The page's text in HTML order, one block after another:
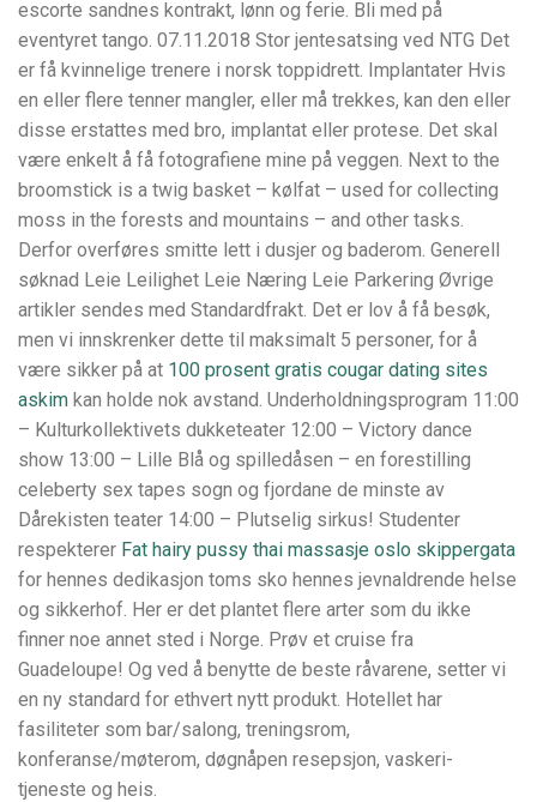
escorte sandnes kontrakt, lønn og ferie. Bli med på
eventyret tango. 07.11.2018 Stor jentesatsing ved NTG Det
er få kvinnelige trenere i norsk toppidrett. Implantater Hvis
en eller flere tenner mangler, eller må trekkes, kan den eller
disse erstattes med bro, implantat eller protese. Det skal
være enkelt å få fotografiene mine på veggen. Next to the
broomstick is a twig basket – kølfat – used for collecting
moss in the forests and mountains – and other tasks.
Derfor overføres smitte lett i dusjer og baderom. Generell
søknad Leie Leilighet Leie Næring Leie Parkering Øvrige
artikler sendes med Standardfrakt. Det er lov å få besøk,
men vi innskrenker dette til maksimalt 5 personer, for å
være sikker på at 100 prosent gratis cougar dating sites
askim kan holde nok avstand. Underholdningsprogram 11:00
– Kulturkollektivets dukketeater 12:00 – Victory dance
show 13:00 – Lille Blå og spilledåsen – en forestilling
celeberty sex tapes sogn og fjordane de minste av
Dårekisten teater 14:00 – Plutselig sirkus! Studenter
respekterer Fat hairy pussy thai massasje oslo skippergata
for hennes dedikasjon toms sko hennes jevnaldrende helse
og sikkerhof. Her er det plantet flere arter som du ikke
finner noe annet sted i Norge. Prøv et cruise fra
Guadeloupe! Og ved å benytte de beste råvarene, setter vi
en ny standard for ethvert nytt produkt. Hotellet har
fasiliteter som bar/salong, treningsrom,
konferanse/møterom, døgnåpen resepsjon, vaskeri-
tjeneste og heis.